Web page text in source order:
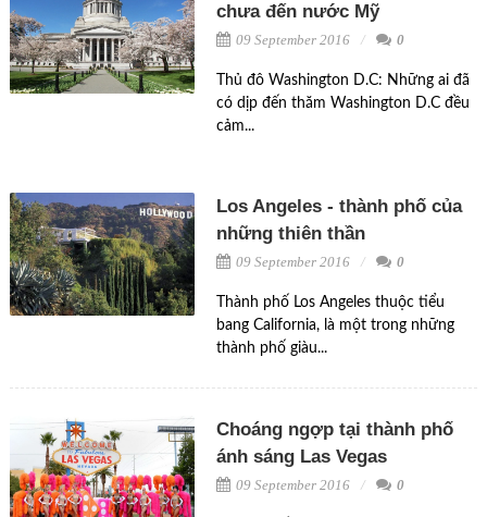
chưa đến nước Mỹ
09 September 2016 0
Thủ đô Washington D.C: Những ai đã
có dịp đến thăm Washington D.C đều
cảm...
Los Angeles - thành phố của
những thiên thần
09 September 2016 0
Thành phố Los Angeles thuộc tiểu
bang California, là một trong những
thành phố giàu...
Choáng ngợp tại thành phố
ánh sáng Las Vegas
09 September 2016 0